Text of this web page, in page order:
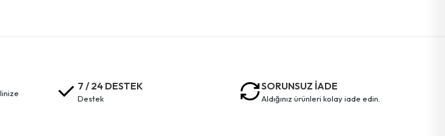
7 / 24 DESTEK
destek
SORUNSUZ İADE
aldığınız ürünleri kolay iade edin.